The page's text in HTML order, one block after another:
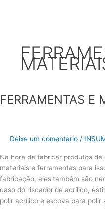
conteúdo
FERRAMENTAS E
Deixe um comentário /
Na hora de fabricar produtos
materiais e ferramentas para
fabricação, eles também são
caso do riscador de acrílico,
polir acrílico e escova para polir
FERRAMENTAS